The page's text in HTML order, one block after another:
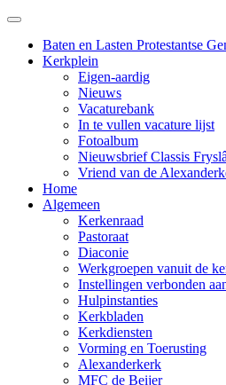
Baten en Lasten Protestantse
Kerkplein
Eigen-aardig
Nieuws
Vacaturebank
In te vullen vacature lijst
Fotoalbum
Nieuwsbrief Classis
Vriend van de
Home
Algemeen
Kerkenraad
Pastoraat
Diaconie
Werkgroepen vanuit de
Instellingen verbonden
Hulpinstanties
Kerkbladen
Kerkdiensten
Vorming en Toerusting
Alexanderkerk
MFC de Beijer